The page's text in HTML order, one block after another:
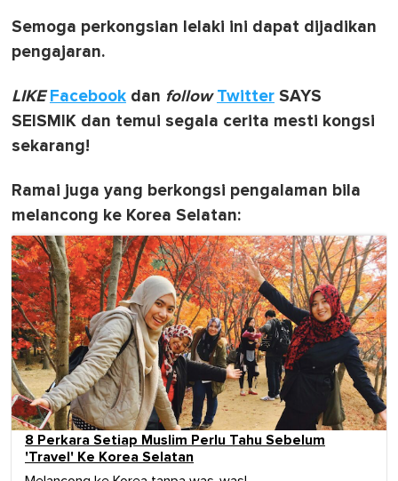
Semoga perkongsian lelaki ini dapat dijadikan
pengajaran.
LIKE Facebook dan follow Twitter SAYS
SEISMIK dan temui segala cerita mesti kongsi
sekarang!
Ramai juga yang berkongsi pengalaman bila
melancong ke Korea Selatan:
8 Perkara Setiap Muslim Perlu Tahu Sebelum
'Travel' Ke Korea Selatan